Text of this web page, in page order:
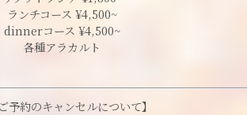
ランチコース ¥4,500~
dinnerコース ¥4,500~
各種アラカルト
ご予約のキャンセルについて】